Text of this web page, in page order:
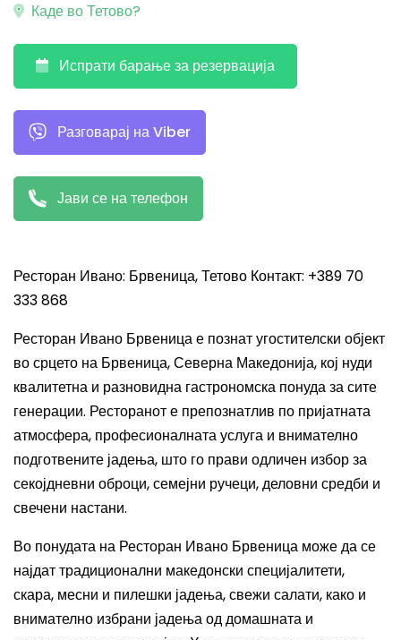
Каде во Тетово?
Испрати барање за резервација
Разговарај на Viber
Јави се на телефон
Ресторан Ивано: Брвеница, Тетово Контакт: +389 70
333 868
Ресторан Ивано Брвеница е познат угостителски објект
во срцето на Брвеница, Северна Македонија, кој нуди
квалитетна и разновидна гастрономска понуда за сите
генерации. Ресторанот е препознатлив по пријатната
атмосфера, професионалната услуга и внимателно
подготвените јадења, што го прави одличен избор за
секојдневни оброци, семејни ручеци, деловни средби и
свечени настани.
Во понудата на Ресторан Ивано Брвеница може да се
најдат традиционални македонски специјалитети,
скара, месни и пилешки јадења, свежи салати, како и
внимателно избрани јадења од домашната и